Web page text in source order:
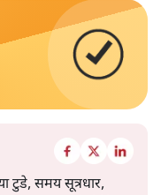
टुडे, समय सूत्रधार,